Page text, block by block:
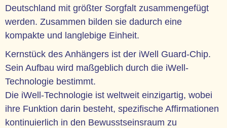
Deutschland mit größter Sorgfalt zusammengefügt
werden. Zusammen bilden sie dadurch eine
kompakte und langlebige Einheit.
Kernstück des Anhängers ist der iWell Guard-Chip.
Sein Aufbau wird maßgeblich durch die iWell-
Technologie bestimmt.
Die iWell-Technologie ist weltweit einzigartig, wobei
ihre Funktion darin besteht, spezifische Affirmationen
kontinuierlich in den Bewusstseinsraum zu